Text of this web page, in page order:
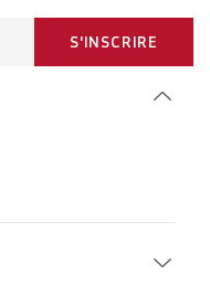
S'INSCRIRE